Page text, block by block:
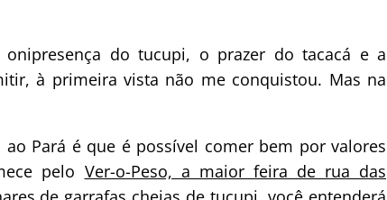
do tucupi, o prazer do tacacá e a
à primeira vista não me conquistou. Mas na
Pará é que é possível comer bem por valores
pelo Ver-o-Peso, a maior feira de rua das